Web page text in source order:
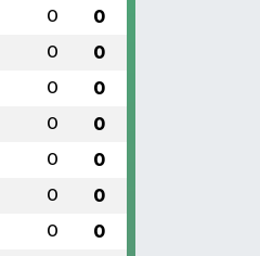
0 0
0 0
0 0
0 0
0 0
0 0
0 0